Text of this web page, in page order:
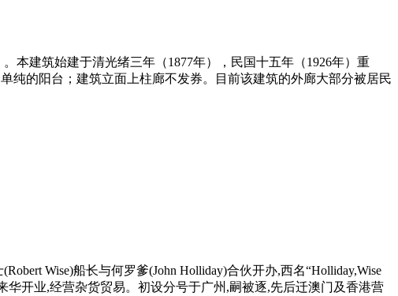
本建筑始建于清光绪三年（1877年），民国十五年（1926年）重
纯的阳台；建筑立面上柱廊不发券。目前该建筑的外廊大部分被居民
Wise)船长与何罗爹(John Holliday)合伙开办,西名“Holliday,Wise
开业,经营杂货贸易。初设分号于广州,嗣被逐,先后迁澳门及香港营